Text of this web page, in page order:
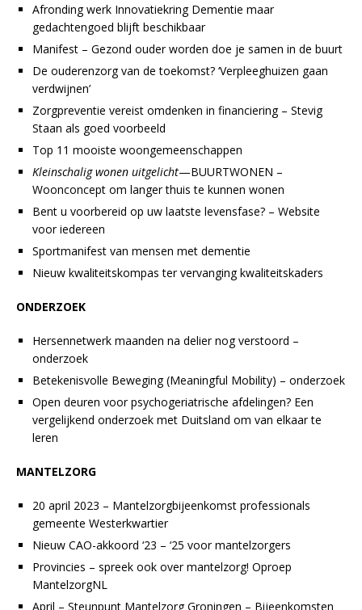
Afronding werk Innovatiekring Dementie maar
gedachtengoed blijft beschikbaar
Manifest – Gezond ouder worden doe je samen in de buurt
De ouderenzorg van de toekomst? ‘Verpleeghuizen gaan
verdwijnen’
Zorgpreventie vereist omdenken in financiering – Stevig
Staan als goed voorbeeld
Top 11 mooiste woongemeenschappen
Kleinschalig wonen uitgelicht—BUURTWONEN –
Woonconcept om langer thuis te kunnen wonen
Bent u voorbereid op uw laatste levensfase? – Website
voor iedereen
Sportmanifest van mensen met dementie
Nieuw kwaliteitskompas ter vervanging kwaliteitskaders
ONDERZOEK
Hersennetwerk maanden na delier nog verstoord –
onderzoek
Betekenisvolle Beweging (Meaningful Mobility) – onderzoek
Open deuren voor psychogeriatrische afdelingen? Een
vergelijkend onderzoek met Duitsland om van elkaar te
leren
MANTELZORG
20 april 2023 – Mantelzorgbijeenkomst professionals
gemeente Westerkwartier
Nieuw CAO-akkoord ‘23 – ‘25 voor mantelzorgers
Provincies – spreek ook over mantelzorg! Oproep
MantelzorgNL
April – Steunpunt Mantelzorg Groningen – Bijeenkomsten